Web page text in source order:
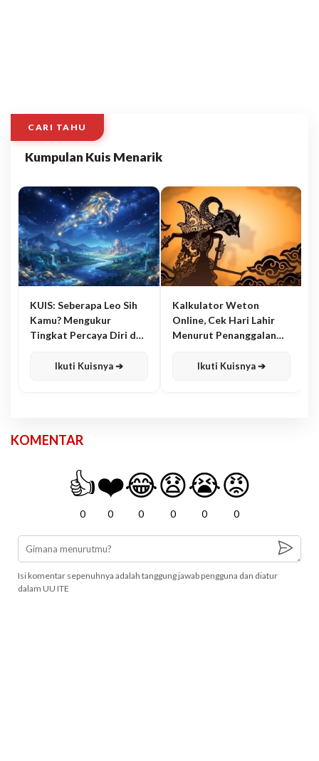
CARI TAHU
Kumpulan Kuis Menarik
KUIS: Seberapa Leo Sih
Kamu? Mengukur
Tingkat Percaya Diri dan
Ikuti Kuisnya ➔
Kalkulator Weton
Online, Cek Hari Lahir
Menurut Penanggalan
Ikuti Kuisnya ➔
KOMENTAR
👍
0
❤️
0
😂
0
😧
0
😭
0
😡
0
Isi komentar sepenuhnya adalah tanggung jawab pengguna dan diatur
dalam UU ITE